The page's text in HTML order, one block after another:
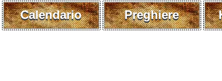
Calendario Preghiere